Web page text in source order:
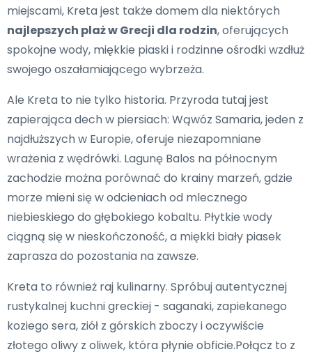
miejscami, Kreta jest także domem dla niektórych
najlepszych plaż w Grecji dla rodzin, oferujących
spokojne wody, miękkie piaski i rodzinne ośrodki wzdłuż
swojego oszałamiającego wybrzeża.
Ale Kreta to nie tylko historia. Przyroda tutaj jest
zapierająca dech w piersiach: Wąwóz Samaria, jeden z
najdłuższych w Europie, oferuje niezapomniane
wrażenia z wędrówki. Lagunę Balos na północnym
zachodzie można porównać do krainy marzeń, gdzie
morze mieni się w odcieniach od mlecznego
niebieskiego do głębokiego kobaltu. Płytkie wody
ciągną się w nieskończoność, a miękki biały piasek
zaprasza do pozostania na zawsze.
Kreta to również raj kulinarny. Spróbuj autentycznej
rustykalnej kuchni greckiej - saganaki, zapiekanego
koziego sera, ziół z górskich zboczy i oczywiście
złotego oliwy z oliwek, która płynie obficie.Połącz to z